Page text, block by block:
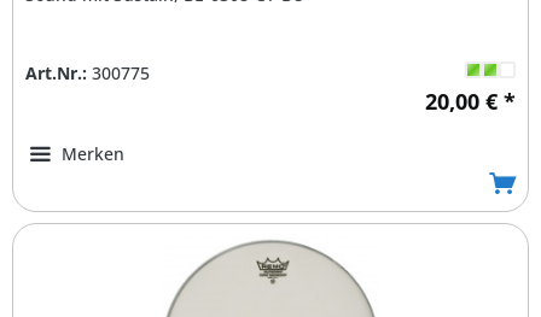
Art.Nr.: 300775
20,00 € *
Merken